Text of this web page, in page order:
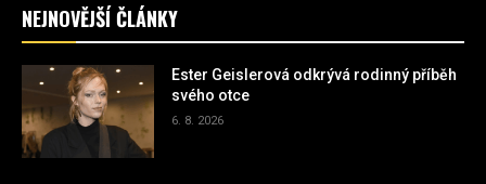
NEJNOVĚJŠÍ ČLÁNKY
Ester Geislerová odkrývá rodinný příběh
svého otce
6. 8. 2026